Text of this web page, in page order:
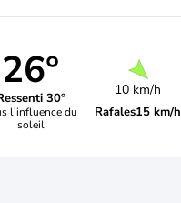
26°
30°
l’influence du
soleil
10 km/h
Rafales15 km/h